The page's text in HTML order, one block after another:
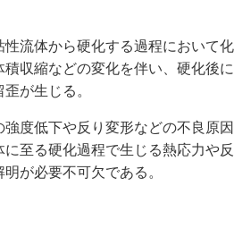
流体から硬化する過程において化
収縮などの変化を伴い、硬化後に
が生じる。
度低下や反り変形などの不良原因
至る硬化過程で生じる熱応力や反
が必要不可欠である。